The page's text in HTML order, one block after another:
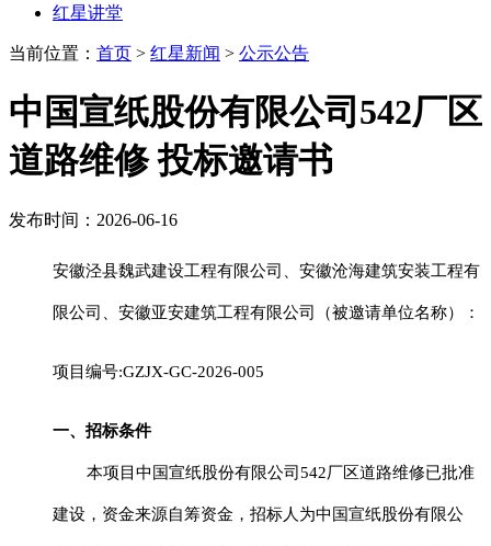
红星讲堂
当前位置： 首页 > 红星新闻 > 公示公告
中国宣纸股份有限公司542厂区
道路维修 投标邀请书
发布时间：2026-06-16
安徽泾县魏武建设工程有限公司、安徽沧海建筑安装工程有
限公司、安徽亚安建筑工程有限公司（被邀请单位名称）：
项目编号:GZJX-GC-2026-005
一、招标条件
本项目中国宣纸股份有限公司 542厂区道路维修已批准
建设，资金来源自筹资金 ，招标人为中国宣纸股份有限公